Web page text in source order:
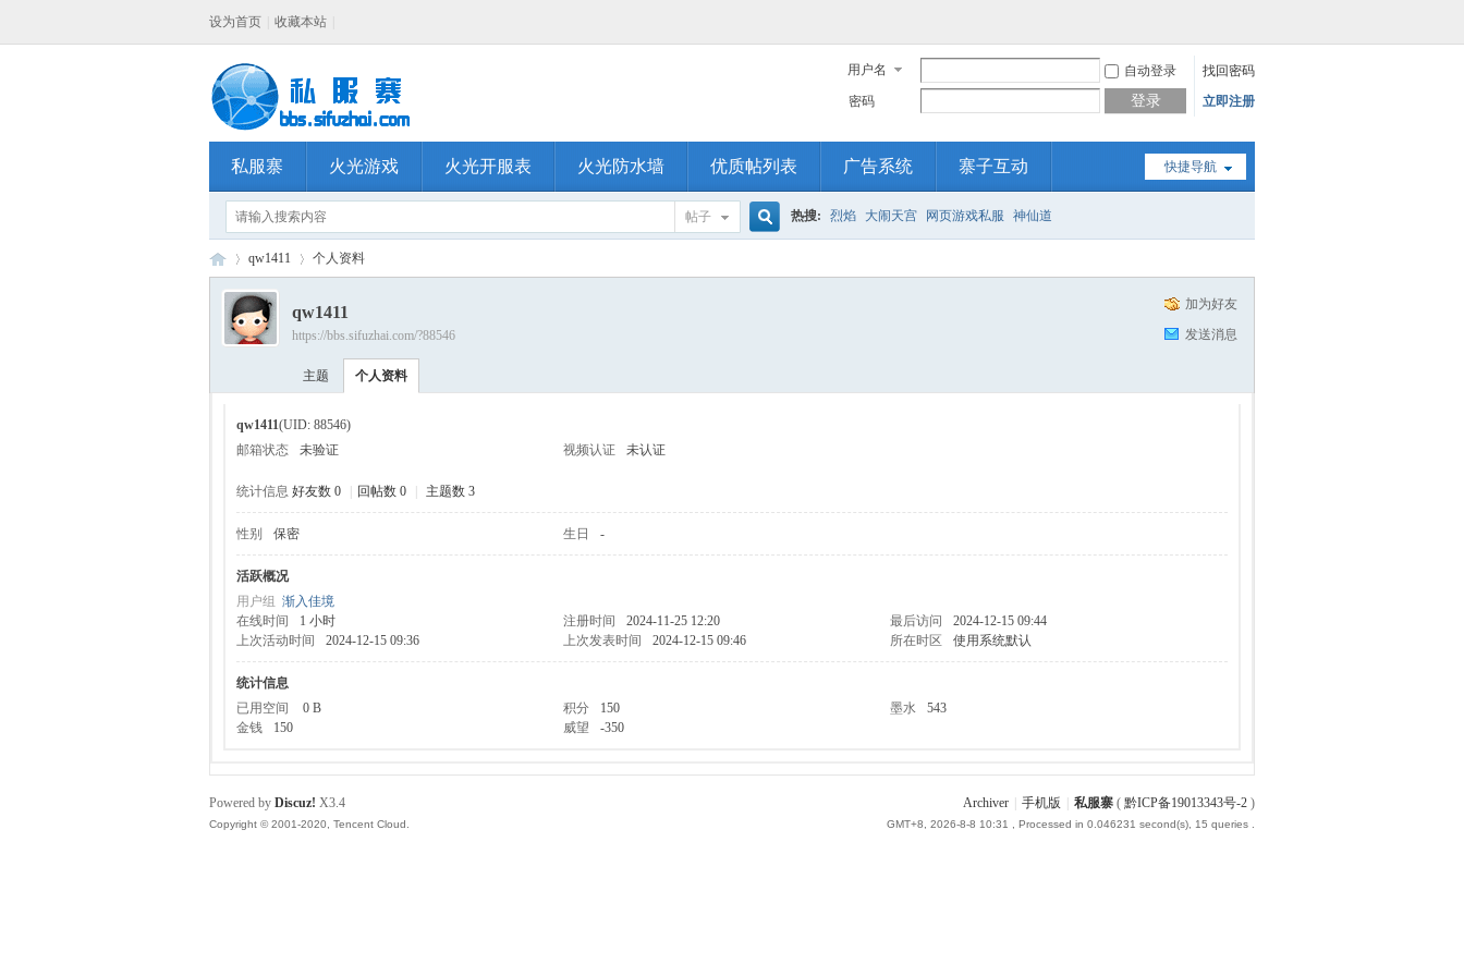
设为首页 收藏本站
用户名 自动登录
找回密码
密码
登录 立即注册
快捷导航
私服寨 火光游戏 火光开服表 火光防水墙 优质帖列表 广告系统 寨子互动
帖子 热搜: 烈焰 大闹天宫 网页游戏私服 神仙道
qw1411 个人资料
加为好友
发送消息
qw1411
https://bbs.sifuzhai.com/?88546
主题 个人资料
qw1411(UID: 88546)
邮箱状态
未验证 视频认证 未认证
统计信息 好友数 0 回帖数 0 主题数 3
性别 保密 生日 -
活跃概况
用户组 渐入佳境
在线时间
1 小时 注册时间 2024-11-25 12:20 最后访问
2024-12-15 09:44
上次活动时间
2024-12-15 09:36 上次发表时间 2024-12-15 09:46 所在时区 使用系统默认
统计信息
已用空间
0 B 积分 150 墨水
543
金钱
150 威望 -350
Archiver 手机版 私服寨 ( 黔ICP备19013343号-2 )
GMT+8, 2026-8-8 10:31 , Processed in 0.046231 second(s), 15 queries .
Powered by Discuz! X3.4
Copyright © 2001-2020, Tencent Cloud.